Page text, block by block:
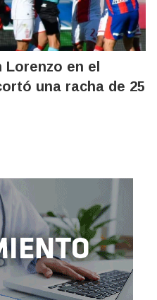
Lorenzo en el
una racha de 25